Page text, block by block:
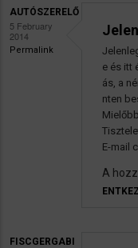
AUTÓSZERELŐ
5 February
2014
Permalink
e és itt
ás, a
nten
E-mail
A
FISCGERGABI